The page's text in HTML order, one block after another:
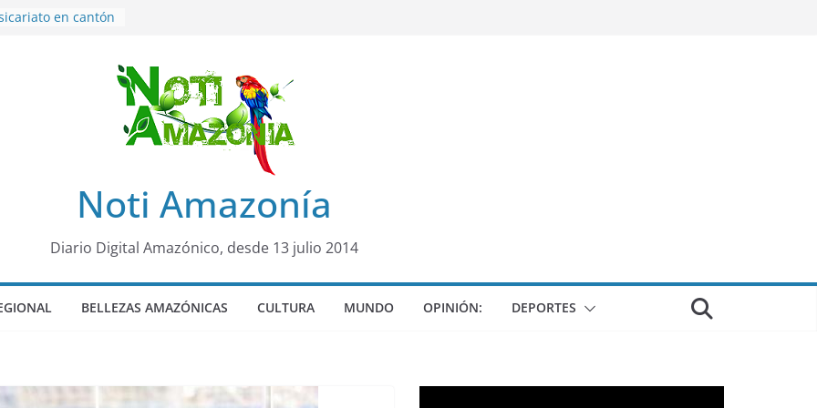
en cantón
Colo de ChileNoti Amazonía
Diario Digital Amazónico, desde 13 julio 2014
BELLEZAS AMAZÓNICAS CULTURA MUNDO OPINIÓN: DEPORTES